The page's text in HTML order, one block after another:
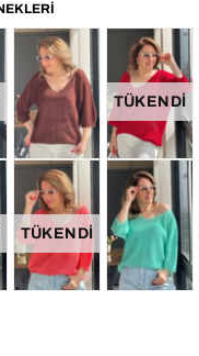
TÜKENDI
TÜKENDI